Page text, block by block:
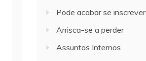
Pode acabar se inscrever
Arrisca-se a perder
Assuntos Internos